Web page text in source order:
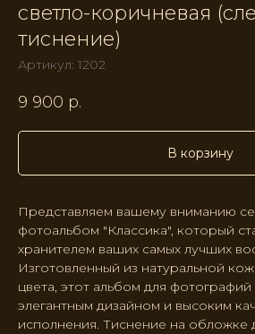
светло-коричневая
тиснение)
Артикул: 1202
9 900 р.
В корзину
Представляем вашему вниманию
фотоальбом "Классика", который
хранителем ваших самых лучших
Изготовленный из натуральной
цвета, этот альбом для фотографий
элегантным дизайном и высоким
исполнения. Тиснение на обложке